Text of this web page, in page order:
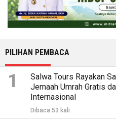
PILIHAN PEMBACA
1
Salwa Tours Rayakan
Jemaah Umrah Gratis
Internasional
Dibaca 53 kali